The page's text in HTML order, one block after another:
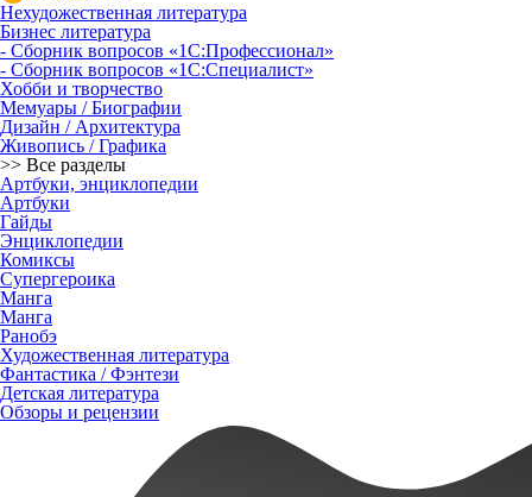
Нехудожественная литература
Бизнес литература
- Сборник вопросов «1С:Профессионал»
- Сборник вопросов «1С:Специалист»
Хобби и творчество
Мемуары / Биографии
Дизайн / Архитектура
Живопись / Графика
>> Все разделы
Артбуки, энциклопедии
Артбуки
Гайды
Энциклопедии
Комиксы
Супергероика
Манга
Манга
Ранобэ
Художественная литература
Фантастика / Фэнтези
Детская литература
Обзоры и рецензии